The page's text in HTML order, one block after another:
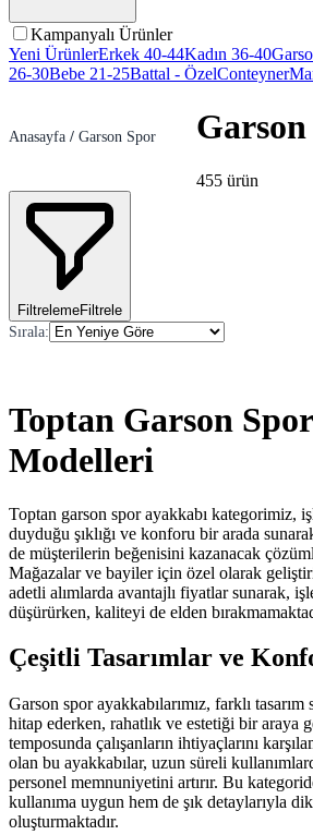
Kampanyalı Ürünler
Yeni ÜrünlerErkek 40-44Kadın 36-40
26-30Bebe 21-25Battal - ÖzelConteyner
Anasayfa / Garson Spor
455 ürün
FiltrelemeFiltrele
Sırala:
Toptan Garson
Modelleri
Toptan garson spor ayakkabı kategorimiz,
duyduğu şıklığı ve konforu bir arada
de müşterilerin beğenisini kazanacak
Mağazalar ve bayiler için özel olarak
adetli alımlarda avantajlı fiyatlar sunarak,
düşürürken, kaliteyi de elden
Çeşitli Tasarımlar ve
Garson spor ayakkabılarımız, farklı
hitap ederken, rahatlık ve estetiği bir araya
temposunda çalışanların ihtiyaçlarını
olan bu ayakkabılar, uzun süreli
personel memnuniyetini artırır. Bu
kullanıma uygun hem de şık detaylarıyla
oluşturmaktadır.